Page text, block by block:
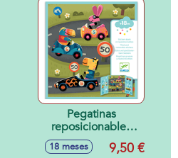
Pegatinas
reposicionables
LOS COCHES 18M
18 meses 9,50 €